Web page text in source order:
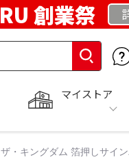
創業祭
マイストア
・キングダム 箔押しサイ